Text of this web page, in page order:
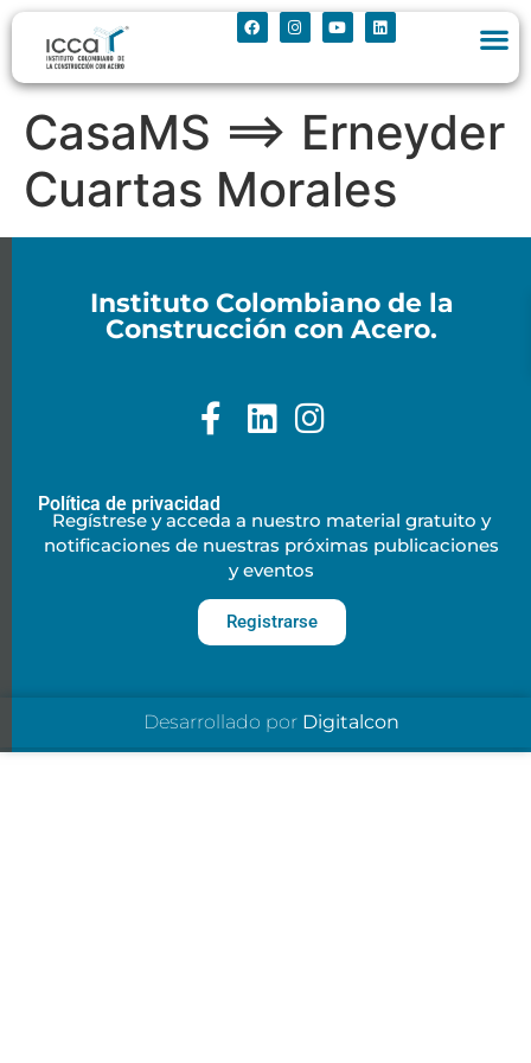
CasaMS ==> Erneyder
Cuartas Morales
Instituto Colombiano de la
Construcción con Acero.
Política de privacidad
Regístrese y acceda a nuestro material gratuito y
notificaciones de nuestras próximas publicaciones
y eventos
Registrarse
Desarrollado por Digitalcon